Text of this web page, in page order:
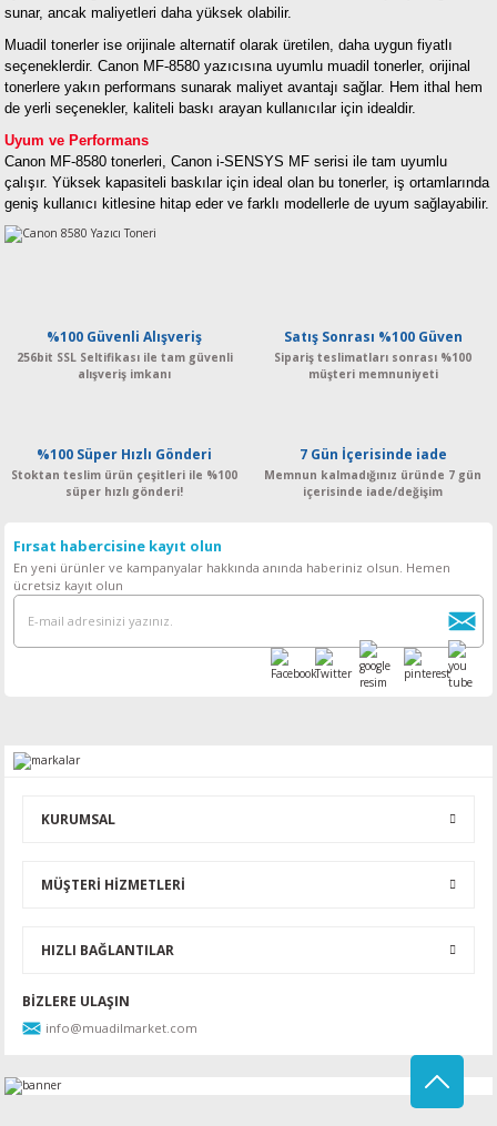
sunar, ancak maliyetleri daha yüksek olabilir.
Muadil tonerler ise orijinale alternatif olarak üretilen, daha uygun fiyatlı
seçeneklerdir. Canon MF-8580 yazıcısına uyumlu muadil tonerler, orijinal
tonerlere yakın performans sunarak maliyet avantajı sağlar. Hem ithal hem
de yerli seçenekler, kaliteli baskı arayan kullanıcılar için idealdir.
Uyum ve Performans
Canon MF-8580 tonerleri, Canon i-SENSYS MF serisi ile tam uyumlu
çalışır. Yüksek kapasiteli baskılar için ideal olan bu tonerler, iş ortamlarında
geniş kullanıcı kitlesine hitap eder ve farklı modellerle de uyum sağlayabilir.
%100 Güvenli Alışveriş
256bit SSL Seltifikası ile tam güvenli
alışveriş imkanı
Satış Sonrası %100 Güven
Sipariş teslimatları sonrası %100
müşteri memnuniyeti
%100 Süper Hızlı Gönderi
Stoktan teslim ürün çeşitleri ile %100
süper hızlı gönderi!
7 Gün İçerisinde iade
Memnun kalmadığınız üründe 7 gün
içerisinde iade/değişim
Fırsat habercisine kayıt olun
En yeni ürünler ve kampanyalar hakkında anında haberiniz olsun. Hemen
ücretsiz kayıt olun
KURUMSAL
MÜŞTERİ HİZMETLERİ
HIZLI BAĞLANTILAR
BİZLERE ULAŞIN
info@muadilmarket.com